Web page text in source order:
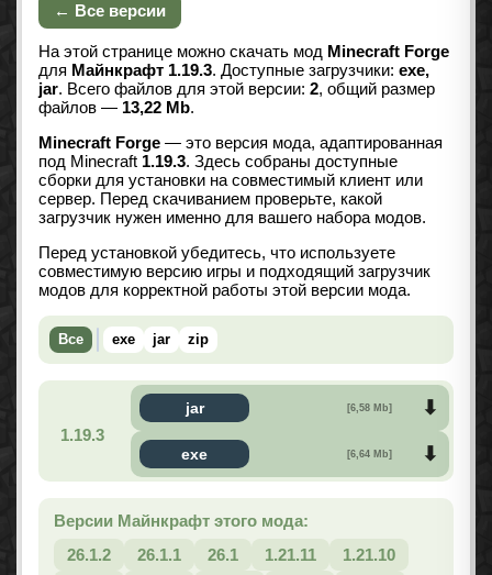
← Все версии
На этой странице можно скачать мод Minecraft Forge
для Майнкрафт 1.19.3. Доступные загрузчики: exe,
jar. Всего файлов для этой версии: 2, общий размер
файлов — 13,22 Mb.
Minecraft Forge — это версия мода, адаптированная
под Minecraft 1.19.3. Здесь собраны доступные
сборки для установки на совместимый клиент или
сервер. Перед скачиванием проверьте, какой
загрузчик нужен именно для вашего набора модов.
Перед установкой убедитесь, что используете
совместимую версию игры и подходящий загрузчик
модов для корректной работы этой версии мода.
Все exe jar zip
1.19.3
jar [6,58 Mb]
exe [6,64 Mb]
Версии Майнкрафт этого мода:
26.1.2
26.1.1 26.1 1.21.11
1.21.10